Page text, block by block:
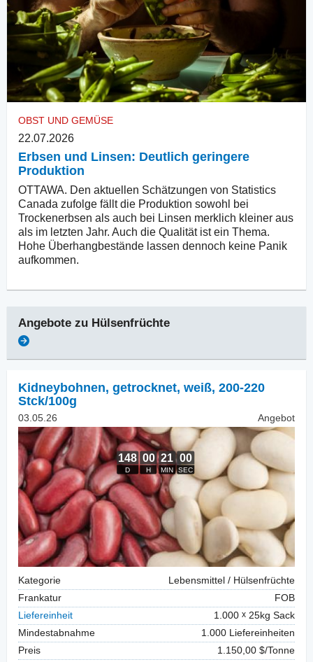
OBST UND GEMÜSE
22.07.2026
Erbsen und Linsen: Deutlich geringere
Produktion
OTTAWA. Den aktuellen Schätzungen von Statistics
Canada zufolge fällt die Produktion sowohl bei
Trockenerbsen als auch bei Linsen merklich kleiner aus
als im letzten Jahr. Auch die Qualität ist ein Thema.
Hohe Überhangbestände lassen dennoch keine Panik
aufkommen.
Angebote zu Hülsenfrüchte
Kidneybohnen, getrocknet, weiß, 200-220
Stck/100g
03.05.26 Angebot
Kategorie
Lebensmittel / Hülsenfrüchte
Frankatur
FOB
Liefereinheit
1.000
25kg Sack
Mindestabnahme
1.000 Liefereinheiten
Preis
1.150,00 $/Tonne